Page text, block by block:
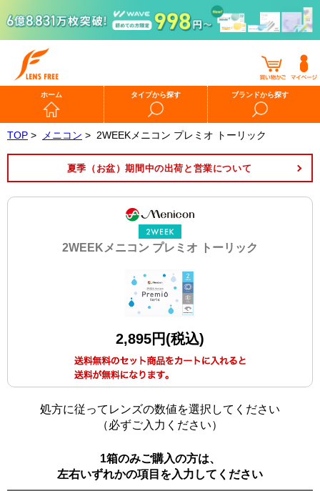
ホーム タイプから探す ブランドから探す
TOP > メニコン > 2WEEKメニコン プレミオ トーリック
夏季（お盆）期間中の出荷と営業について
2WEEKメニコン プレミオ トーリック
2,895円(税込)
処方に従ってレンズの数値を選択してください
（必ずご入力ください）
1箱のみご購入の方は、
左右いずれかの項目を入力してください